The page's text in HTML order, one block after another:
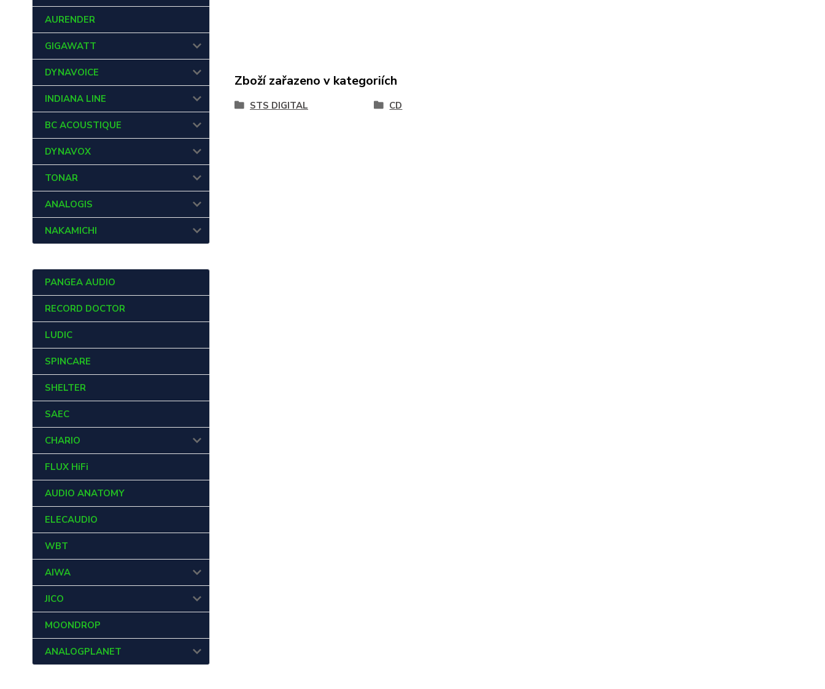
AURENDER
GIGAWATT
DYNAVOICE
INDIANA LINE
BC ACOUSTIQUE
DYNAVOX
TONAR
ANALOGIS
NAKAMICHI
PANGEA AUDIO
RECORD DOCTOR
LUDIC
SPINCARE
SHELTER
SAEC
CHARIO
FLUX HiFi
AUDIO ANATOMY
ELECAUDIO
WBT
AIWA
JICO
MOONDROP
ANALOGPLANET
Zboží zařazeno v kategoriích
STS DIGITAL CD